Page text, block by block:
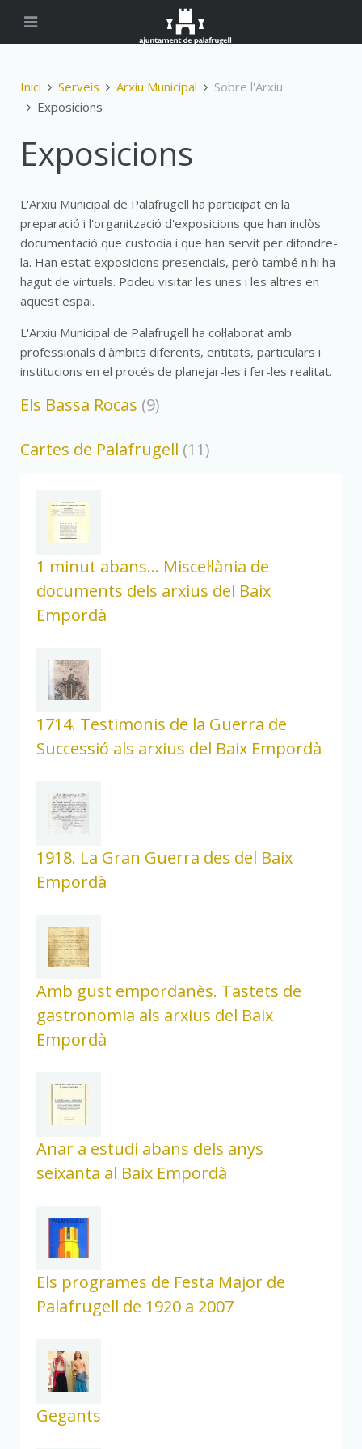
Inici Serveis Arxiu Municipal
Sobre l'Arxiu
Exposicions
Exposicions
L'Arxiu Municipal de Palafrugell ha participat en la
preparació i l'organització d'exposicions que han inclòs
documentació que custodia i que han servit per difondre-
la. Han estat exposicions presencials, però també n'hi ha
hagut de virtuals. Podeu visitar les unes i les altres en
aquest espai.
L'Arxiu Municipal de Palafrugell ha col·laborat amb
professionals d'àmbits diferents, entitats, particulars i
institucions en el procés de planejar-les i fer-les realitat.
Els Bassa Rocas (9)
Cartes de Palafrugell (11)
1 minut abans... Miscel·lània de
documents dels arxius del Baix
Empordà
1714. Testimonis de la Guerra de
Successió als arxius del Baix Empordà
1918. La Gran Guerra des del Baix
Empordà
Amb gust empordanès. Tastets de
gastronomia als arxius del Baix
Empordà
Anar a estudi abans dels anys
seixanta al Baix Empordà
Els programes de Festa Major de
Palafrugell de 1920 a 2007
Gegants